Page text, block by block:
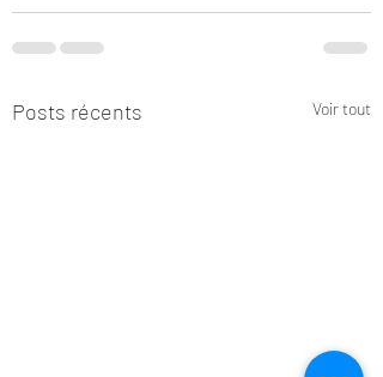
Posts récents Voir tout